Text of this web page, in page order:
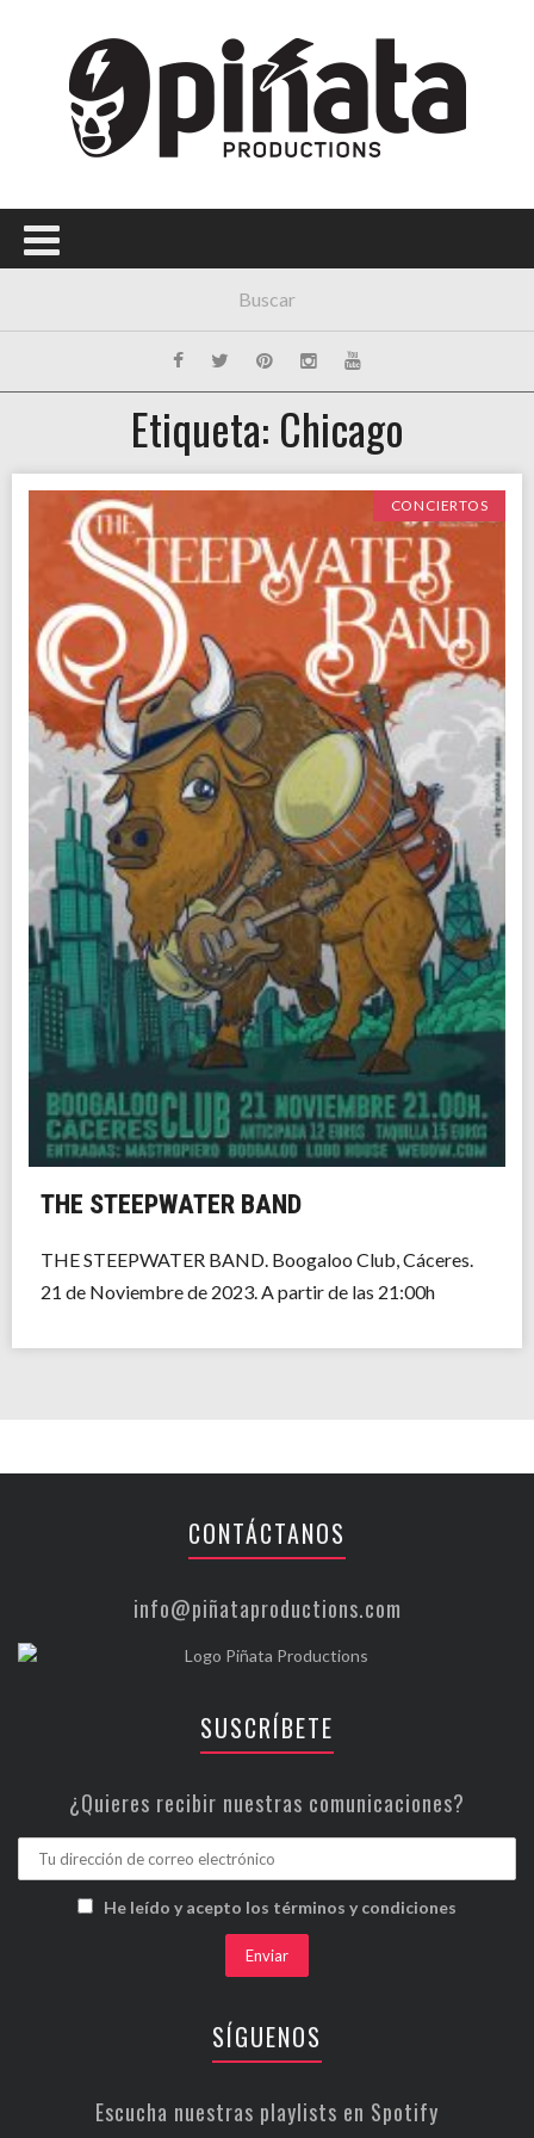
Etiqueta: Chicago
CONCIERTOS
THE STEEPWATER BAND
THE STEEPWATER BAND. Boogaloo Club, Cáceres.
21 de Noviembre de 2023. A partir de las 21:00h
CONTÁCTANOS
info@piñataproductions.com
SUSCRÍBETE
¿Quieres recibir nuestras comunicaciones?
He leído y acepto los términos y condiciones
SÍGUENOS
Escucha nuestras playlists en Spotify